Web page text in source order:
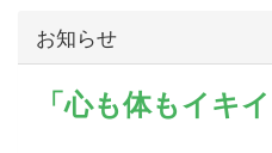
お知らせ
「心も体もイキ